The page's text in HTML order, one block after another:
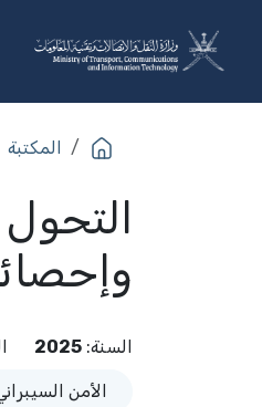
المكتبة
وإحصائيات
السنة:
2025
الأمن